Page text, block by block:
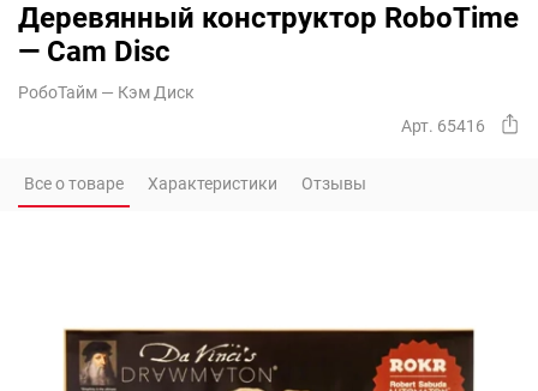
Деревянный конструктор RoboTime
— Cam Disc
РобоТайм — Кэм Диск
Арт. 65416
Все о товаре Характеристики Отзывы